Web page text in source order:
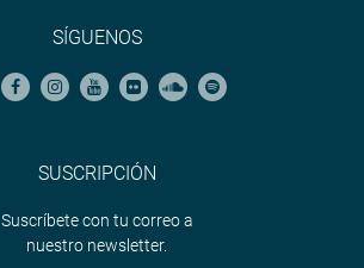
SÍGUENOS
SUSCRIPCIÓN
Suscríbete con tu correo a
nuestro newsletter.